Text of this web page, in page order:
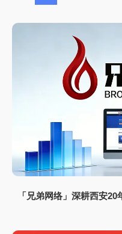
「兄弟网络」深耕西安